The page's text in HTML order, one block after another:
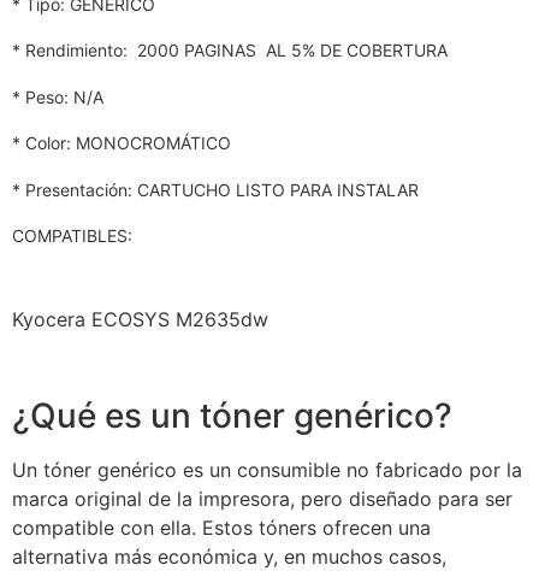
* Tipo: GENERICO
* Rendimiento: 2000 PAGINAS AL 5% DE COBERTURA
* Peso: N/A
* Color: MONOCROMÁTICO
* Presentación: CARTUCHO LISTO PARA INSTALAR
COMPATIBLES:
Kyocera ECOSYS M2635dw
¿Qué es un tóner genérico?
Un tóner genérico es un consumible no fabricado por la
marca original de la impresora, pero diseñado para ser
compatible con ella. Estos tóners ofrecen una
alternativa más económica y, en muchos casos,